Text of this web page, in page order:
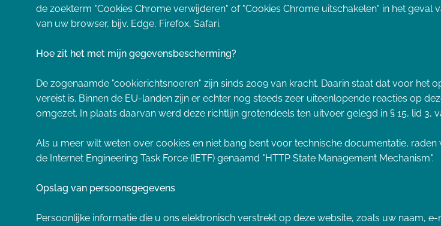
de zoekterm "Cookies Chrome verwijderen" of "Cookies Chrome uitschakelen" in het
van uw browser, bijv. Edge, Firefox, Safari.
Hoe zit het met mijn gegevensbescherming?
De zogenaamde "cookierichtsnoeren" zijn sinds 2009 van kracht. Daarin staat dat voor het
vereist is. Binnen de EU-landen zijn er echter nog steeds zeer uiteenlopende reacties op
omgezet. In plaats daarvan werd deze richtlijn grotendeels ten uitvoer gelegd in § 15, lid 3,
Als u meer wilt weten over cookies en niet bang bent voor technische documentatie,
de Internet Engineering Task Force (IETF) genaamd "HTTP State Management Mechanism".
Opslag van persoonsgegevens
Persoonlijke informatie die u ons elektronisch verstrekt op deze website, zoals uw naam,